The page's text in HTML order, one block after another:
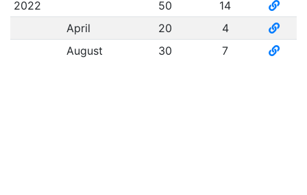
2022
50
14
April
20
4
August
30 7